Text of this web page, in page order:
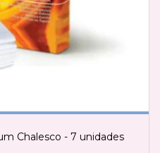
Chalesco - 7 unidades